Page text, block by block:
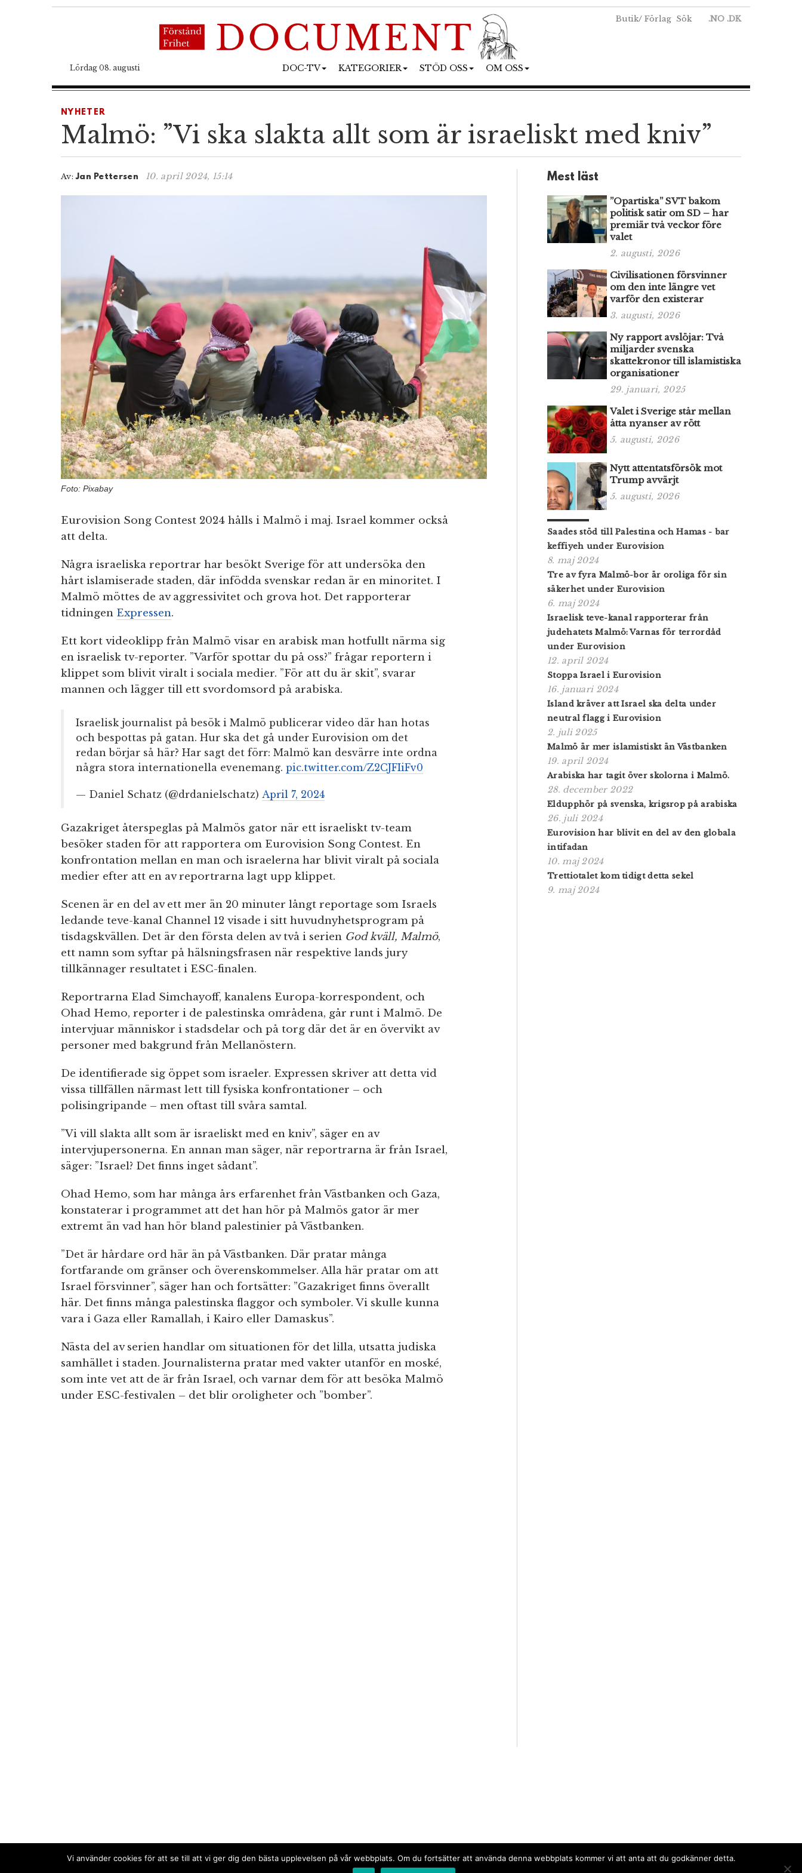
Butik/ Förlag Sök .NO .DK
Lördag 08. augusti DOC-TV KATEGORIER STÖD OSS OM OSS
NYHETER
Malmö: ”Vi ska slakta allt som är israeliskt med kniv”
Av: Jan Pettersen 10. april 2024, 15:14
Foto: Pixabay
Eurovision Song Contest 2024 hålls i Malmö i maj. Israel kommer också
att delta.
Några israeliska reportrar har besökt Sverige för att undersöka den
hårt islamiserade staden, där infödda svenskar redan är en minoritet. I
Malmö möttes de av aggressivitet och grova hot. Det rapporterar
tidningen Expressen.
Ett kort videoklipp från Malmö visar en arabisk man hotfullt närma sig
en israelisk tv-reporter. ”Varför spottar du på oss?” frågar reportern i
klippet som blivit viralt i sociala medier. ”För att du är skit”, svarar
mannen och lägger till ett svordomsord på arabiska.
Israelisk journalist på besök i Malmö publicerar video där han hotas
och bespottas på gatan. Hur ska det gå under Eurovision om det
redan börjar så här? Har sagt det förr: Malmö kan desvärre inte ordna
några stora internationella evenemang. pic.twitter.com/Z2CJFIiFv0
— Daniel Schatz (@drdanielschatz) April 7, 2024
Gazakriget återspeglas på Malmös gator när ett israeliskt tv-team
besöker staden för att rapportera om Eurovision Song Contest. En
konfrontation mellan en man och israelerna har blivit viralt på sociala
medier efter att en av reportrarna lagt upp klippet.
Scenen är en del av ett mer än 20 minuter långt reportage som Israels
ledande teve-kanal Channel 12 visade i sitt huvudnyhetsprogram på
tisdagskvällen. Det är den första delen av två i serien God kväll, Malmö,
ett namn som syftar på hälsningsfrasen när respektive lands jury
tillkännager resultatet i ESC-finalen.
Reportrarna Elad Simchayoff, kanalens Europa-korrespondent, och
Ohad Hemo, reporter i de palestinska områdena, går runt i Malmö. De
intervjuar människor i stadsdelar och på torg där det är en övervikt av
personer med bakgrund från Mellanöstern.
De identifierade sig öppet som israeler. Expressen skriver att detta vid
vissa tillfällen närmast lett till fysiska konfrontationer – och
polisingripande – men oftast till svåra samtal.
”Vi vill slakta allt som är israeliskt med en kniv”, säger en av
intervjupersonerna. En annan man säger, när reportrarna är från Israel,
säger: ”Israel? Det finns inget sådant”.
Ohad Hemo, som har många års erfarenhet från Västbanken och Gaza,
konstaterar i programmet att det han hör på Malmös gator är mer
extremt än vad han hör bland palestinier på Västbanken.
”Det är hårdare ord här än på Västbanken. Där pratar många
fortfarande om gränser och överenskommelser. Alla här pratar om att
Israel försvinner”, säger han och fortsätter: ”Gazakriget finns överallt
här. Det finns många palestinska flaggor och symboler. Vi skulle kunna
vara i Gaza eller Ramallah, i Kairo eller Damaskus”.
Nästa del av serien handlar om situationen för det lilla, utsatta judiska
samhället i staden. Journalisterna pratar med vakter utanför en moské,
som inte vet att de är från Israel, och varnar dem för att besöka Malmö
under ESC-festivalen – det blir oroligheter och ”bomber”.
Mest läst
”Opartiska” SVT bakom
politisk satir om SD – har
premiär två veckor före
valet
2. augusti, 2026
Civilisationen försvinner
om den inte längre vet
varför den existerar
3. augusti, 2026
Ny rapport avslöjar: Två
miljarder svenska
skattekronor till islamistiska
organisationer
29. januari, 2025
Valet i Sverige står mellan
åtta nyanser av rött
5. augusti, 2026
Nytt attentatsförsök mot
Trump avvärjt
5. augusti, 2026
Saades stöd till Palestina och Hamas - bar
keffiyeh under Eurovision
8. maj 2024
Tre av fyra Malmö-bor är oroliga för sin
säkerhet under Eurovision
6. maj 2024
Israelisk teve-kanal rapporterar från
judehatets Malmö: Varnas för terrordåd
under Eurovision
12. april 2024
Stoppa Israel i Eurovision
16. januari 2024
Island kräver att Israel ska delta under
neutral flagg i Eurovision
2. juli 2025
Malmö är mer islamistiskt än Västbanken
19. april 2024
Arabiska har tagit över skolorna i Malmö.
28. december 2022
Eldupphör på svenska, krigsrop på arabiska
26. juli 2024
Eurovision har blivit en del av den globala
intifadan
10. maj 2024
Trettiotalet kom tidigt detta sekel
9. maj 2024
Vi använder cookies för att se till att vi ger dig den bästa upplevelsen på vår webbplats. Om du fortsätter att använda denna webbplats kommer vi att anta att du godkänner detta.